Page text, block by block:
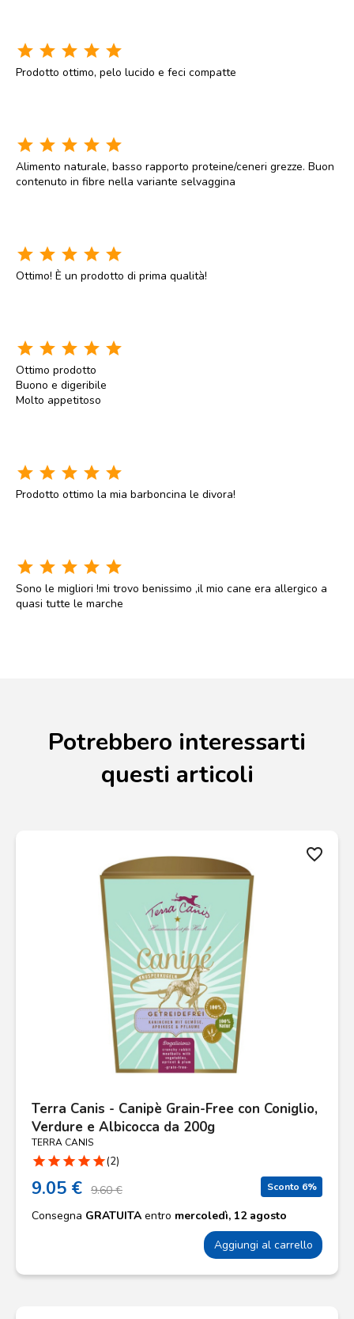
star star star star star
Prodotto ottimo, pelo lucido e feci compatte
star star star star star
Alimento naturale, basso rapporto proteine/ceneri grezze. Buon
contenuto in fibre nella variante selvaggina
star star star star star
Ottimo! È un prodotto di prima qualità!
star star star star star
Ottimo prodotto
Buono e digeribile
Molto appetitoso
star star star star star
Prodotto ottimo la mia barboncina le divora!
star star star star star
Sono le migliori !mi trovo benissimo ,il mio cane era allergico a
quasi tutte le marche
Potrebbero interessarti
questi articoli
favorite_border
Terra Canis - Canipè Grain-Free con Coniglio,
Verdure e Albicocca da 200g
TERRA CANIS
star star star star star(2)
9.05 € 9.60 € Sconto 6%
Consegna GRATUITA entro mercoledì, 12 agosto
Aggiungi al carrello